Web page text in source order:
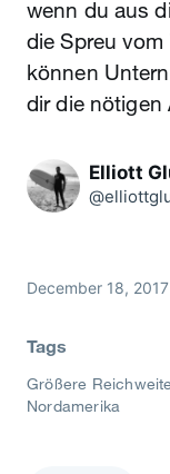
wenn du aus
die Spreu
können
dir die nötigen
Elliott
December 18, 2017
Tags
Größere Reichweite
Nordamerika